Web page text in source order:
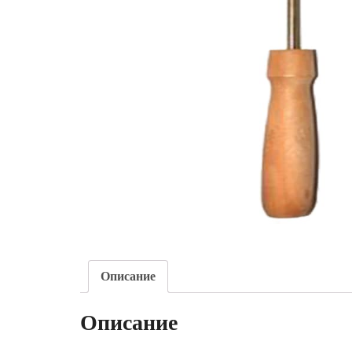
Описание
Описание